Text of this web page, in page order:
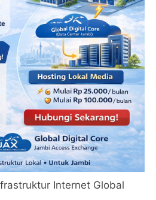
Internet Global